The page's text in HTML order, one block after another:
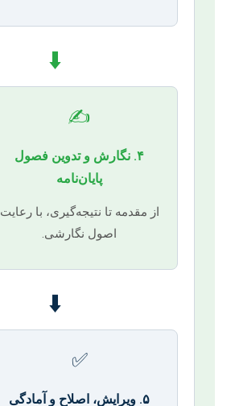
⬇️
✍️
۴. نگارش و تدوین فصول
پایان‌نامه
از مقدمه تا نتیجه‌گیری، با رعایت
اصول نگارشی.
⬇️
✅
۵. ویرایش، اصلاح و آمادگی